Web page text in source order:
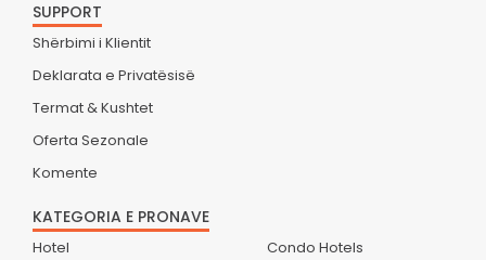
SUPPORT
Shërbimi i Klientit
Deklarata e Privatësisë
Termat & Kushtet
Oferta Sezonale
Komente
KATEGORIA E PRONAVE
Hotel
Condo Hotels